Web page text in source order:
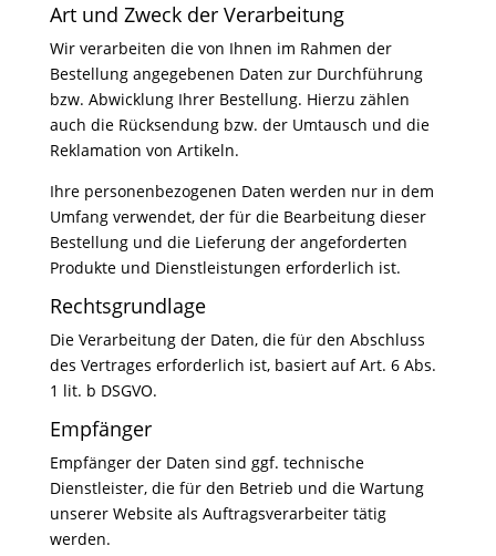
Art und Zweck der Verarbeitung
Wir verarbeiten die von Ihnen im Rahmen der
Bestellung angegebenen Daten zur Durchführung
bzw. Abwicklung Ihrer Bestellung. Hierzu zählen
auch die Rücksendung bzw. der Umtausch und die
Reklamation von Artikeln.
Ihre personenbezogenen Daten werden nur in dem
Umfang verwendet, der für die Bearbeitung dieser
Bestellung und die Lieferung der angeforderten
Produkte und Dienstleistungen erforderlich ist.
Rechtsgrundlage
Die Verarbeitung der Daten, die für den Abschluss
des Vertrages erforderlich ist, basiert auf Art. 6 Abs.
1 lit. b DSGVO.
Empfänger
Empfänger der Daten sind ggf. technische
Dienstleister, die für den Betrieb und die Wartung
unserer Website als Auftragsverarbeiter tätig
werden.